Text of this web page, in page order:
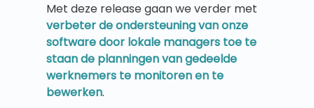
Met deze release gaan we verder met
verbeter de ondersteuning van onze
software door lokale managers toe te
staan de planningen van gedeelde
werknemers te monitoren en te
bewerken.